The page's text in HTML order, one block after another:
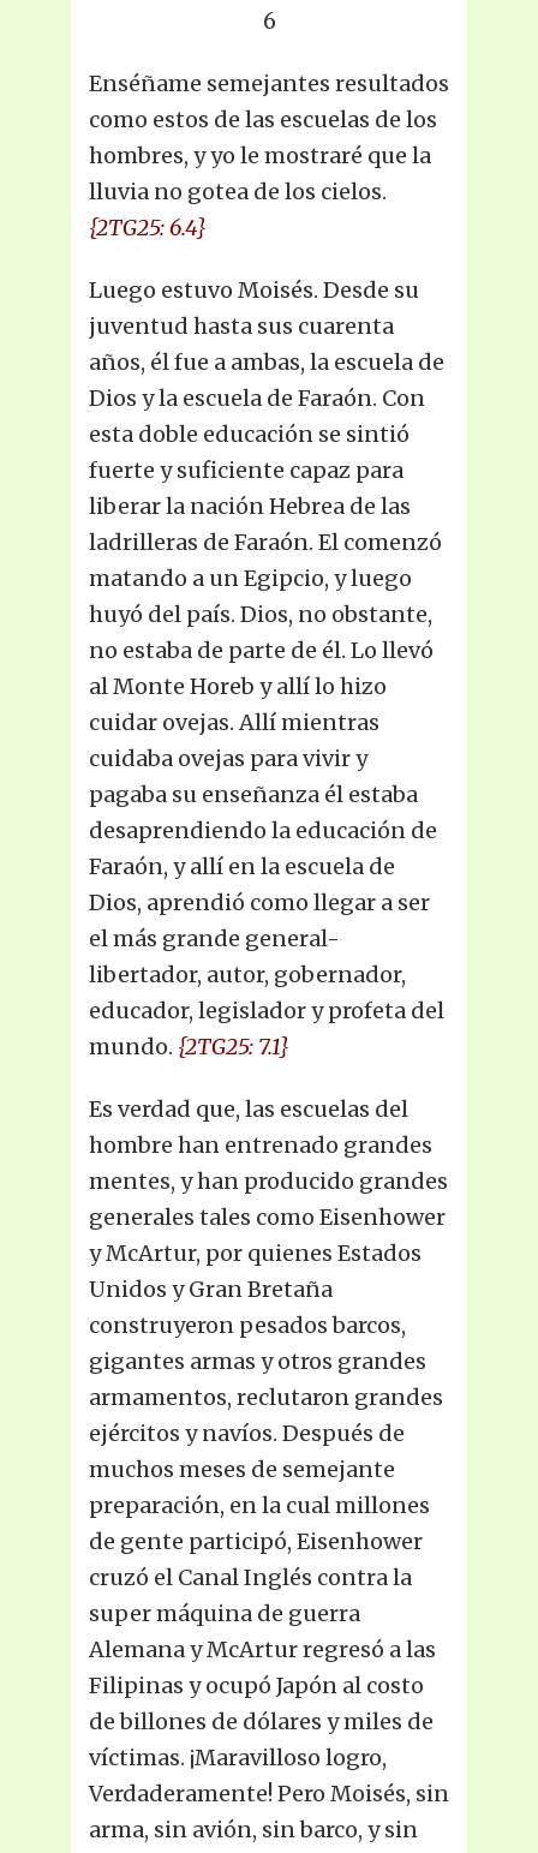
6
Enséñame semejantes resultados
como estos de las escuelas de los
hombres, y yo le mostraré que la
lluvia no gotea de los cielos.
{2TG25: 6.4}
Luego estuvo Moisés. Desde su
juventud hasta sus cuarenta
años, él fue a ambas, la escuela de
Dios y la escuela de Faraón. Con
esta doble educación se sintió
fuerte y suficiente capaz para
liberar la nación Hebrea de las
ladrilleras de Faraón. El comenzó
matando a un Egipcio, y luego
huyó del país. Dios, no obstante,
no estaba de parte de él. Lo llevó
al Monte Horeb y allí lo hizo
cuidar ovejas. Allí mientras
cuidaba ovejas para vivir y
pagaba su enseñanza él estaba
desaprendiendo la educación de
Faraón, y allí en la escuela de
Dios, aprendió como llegar a ser
el más grande general-
libertador, autor, gobernador,
educador, legislador y profeta del
mundo. {2TG25: 7.1}
Es verdad que, las escuelas del
hombre han entrenado grandes
mentes, y han producido grandes
generales tales como Eisenhower
y McArtur, por quienes Estados
Unidos y Gran Bretaña
construyeron pesados barcos,
gigantes armas y otros grandes
armamentos, reclutaron grandes
ejércitos y navíos. Después de
muchos meses de semejante
preparación, en la cual millones
de gente participó, Eisenhower
cruzó el Canal Inglés contra la
super máquina de guerra
Alemana y McArtur regresó a las
Filipinas y ocupó Japón al costo
de billones de dólares y miles de
víctimas. ¡Maravilloso logro,
Verdaderamente! Pero Moisés, sin
arma, sin avión, sin barco, y sin